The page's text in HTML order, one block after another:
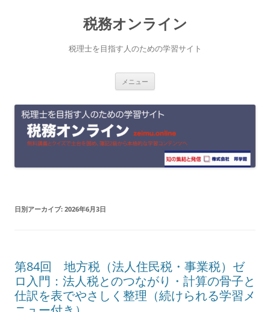
へ
ッ
税務オンライン
税理士を目指す人のための学習サイト
メニュー
日別アーカイブ: 2026年6月3日
第84回 地方税（法人住民税・事業税）ゼ
ロ入門：法人税とのつながり・計算の骨子と
仕訳を表でやさしく整理（続けられる学習メ